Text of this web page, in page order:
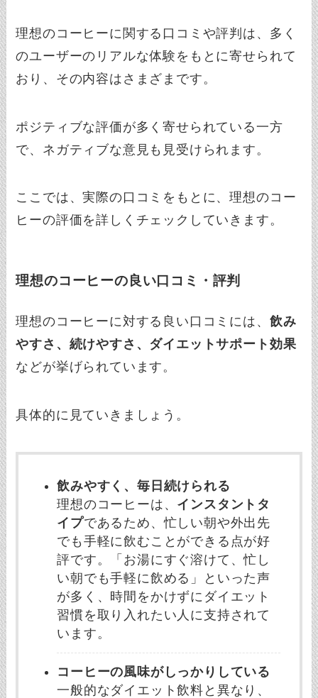
理想のコーヒーに関する口コミや評判は、多く
のユーザーのリアルな体験をもとに寄せられて
おり、その内容はさまざまです。
ポジティブな評価が多く寄せられている一方
で、ネガティブな意見も見受けられます。
ここでは、実際の口コミをもとに、理想のコー
ヒーの評価を詳しくチェックしていきます。
理想のコーヒーの良い口コミ・評判
理想のコーヒーに対する良い口コミには、 飲み
やすさ、続けやすさ、ダイエットサポート効果
などが挙げられています。
具体的に見ていきましょう。
飲みやすく、毎日続けられる
理想のコーヒーは、 インスタントタ
イプであるため、忙しい朝や外出先
でも手軽に飲むことができる点が好
評です。「お湯にすぐ溶けて、忙し
い朝でも手軽に飲める」といった声
が多く、時間をかけずにダイエット
習慣を取り入れたい人に支持されて
います。
コーヒーの風味がしっかりしている
一般的なダイエット飲料と異なり、